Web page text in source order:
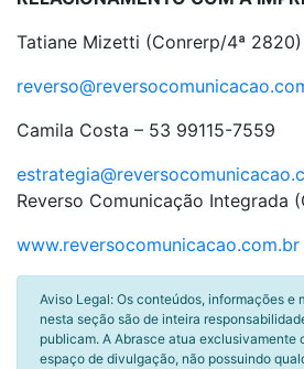
Tatiane Mizetti (Conrerp/4ª
Camila Costa – 53 99115-7559
Reverso Comunicação Integrada
www.reversocomunicacao.com.br
Aviso Legal: Os conteúdos, informações e
nesta seção são de inteira
publicam. A Abrasce atua exclusivamente
espaço de divulgação, não possuindo